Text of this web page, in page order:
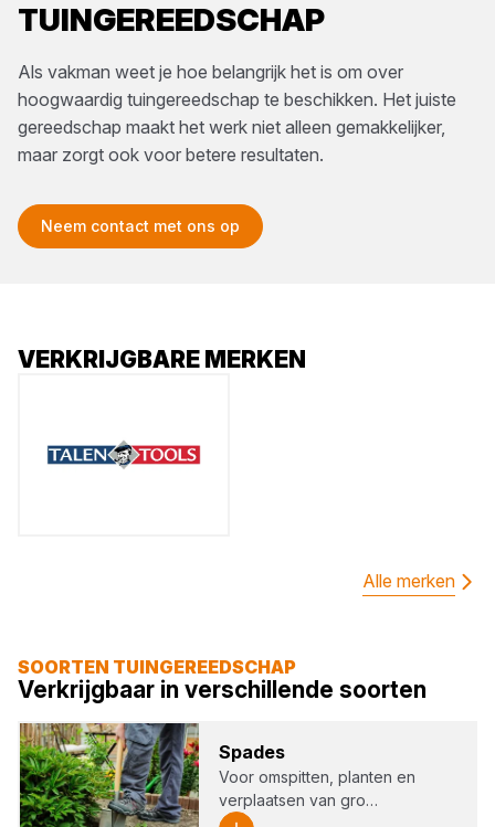
TUINGEREEDSCHAP
Als vakman weet je hoe belangrijk het is om over
hoogwaardig tuingereedschap te beschikken. Het juiste
gereedschap maakt het werk niet alleen gemakkelijker,
maar zorgt ook voor betere resultaten.
Neem contact met ons op
VERKRIJGBARE MERKEN
Alle merken
SOORTEN TUINGEREEDSCHAP
Verkrijgbaar in verschillende soorten
Spa­des
Voor omspitten, planten en
verplaatsen van gro…